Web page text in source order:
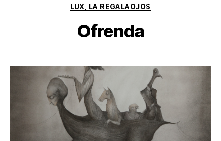
Categorías
LUX, LA REGALAOJOS
Ofrenda